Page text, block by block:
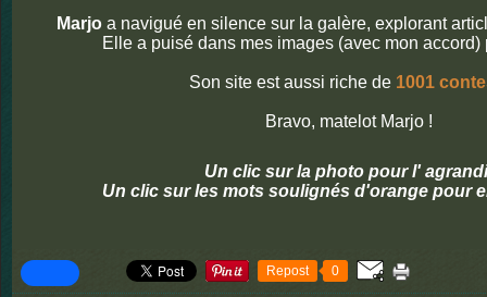
Marjo a navigué en silence sur la galère, explorant
Elle a puisé dans mes images (avec mon accord)
Son site est aussi riche de 1001
Bravo, matelot Marjo !
Un clic sur la photo pour l'
Un clic sur les mots soulignés d'orange pour
Repost 0